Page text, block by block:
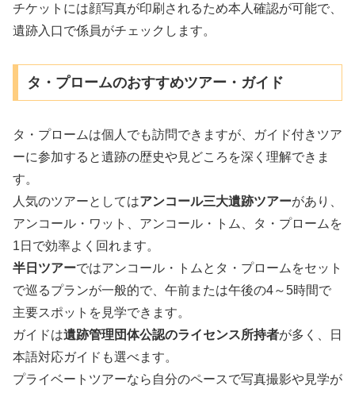
チケットには顔写真が印刷されるため本人確認が可能で、
遺跡入口で係員がチェックします。
タ・プロームのおすすめツアー・ガイド
タ・プロームは個人でも訪問できますが、ガイド付きツア
ーに参加すると遺跡の歴史や見どころを深く理解できま
す。
人気のツアーとしてはアンコール三大遺跡ツアーがあり、
アンコール・ワット、アンコール・トム、タ・プロームを
1日で効率よく回れます。
半日ツアーではアンコール・トムとタ・プロームをセット
で巡るプランが一般的で、午前または午後の4～5時間で
主要スポットを見学できます。
ガイドは遺跡管理団体公認のライセンス所持者が多く、日
本語対応ガイドも選べます。
プライベートツアーなら自分のペースで写真撮影や見学が